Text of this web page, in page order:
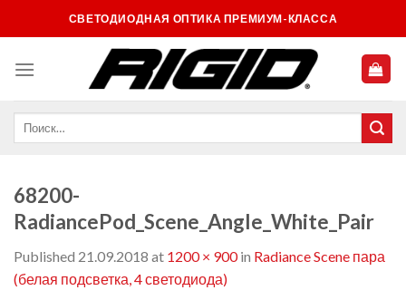
to
СВЕТОДИОДНАЯ ОПТИКА ПРЕМИУМ-КЛАССА
68200-
RadiancePod_Scene_Angle_White_Pair
Published 21.09.2018 at 1200 × 900in Radiance Scene пара
(белая подсветка, 4 светодиода)